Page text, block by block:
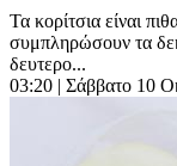
Τα κορίτσια είναι
συμπληρώσουν τα
δευτερο...
03:20 | Σάββατο 10